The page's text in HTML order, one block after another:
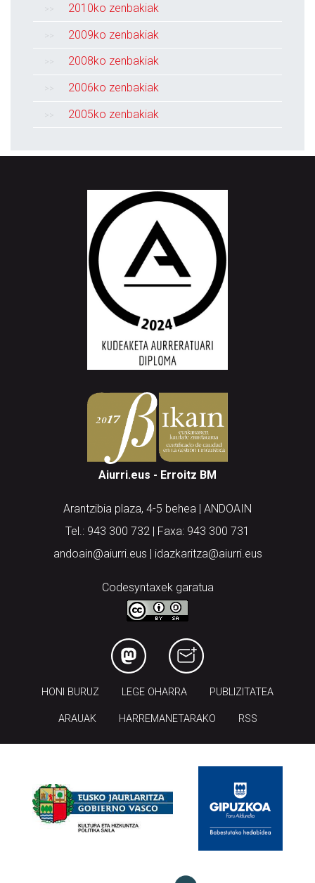
2010ko zenbakiak
2009ko zenbakiak
2008ko zenbakiak
2006ko zenbakiak
2005ko zenbakiak
Aiurri.eus - Erroitz BM
Arantzibia plaza, 4-5 behea | ANDOAIN
Tel.: 943 300 732 | Faxa: 943 300 731
andoain@aiurri.eus | idazkaritza@aiurri.eus
Codesyntaxek garatua
HONI BURUZ LEGE OHARRA PUBLIZITATEA
ARAUAK HARREMANETARAKO RSS